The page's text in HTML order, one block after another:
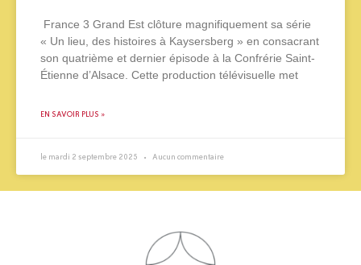
France 3 Grand Est clôture magnifiquement sa série
« Un lieu, des histoires à Kaysersberg » en consacrant
son quatrième et dernier épisode à la Confrérie Saint-
Étienne d’Alsace. Cette production télévisuelle met
EN SAVOIR PLUS »
le mardi 2 septembre 2025 Aucun commentaire